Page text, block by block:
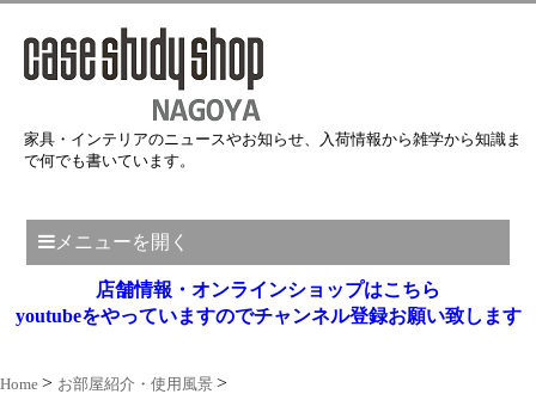
家具・インテリアのニュースやお知らせ、入荷情報から雑学から知識ま
で何でも書いています。
メニューを開く
店舗情報・オンラインショップはこちら
youtubeをやっていますのでチャンネル登録お願い致します
Home お部屋紹介・使用風景